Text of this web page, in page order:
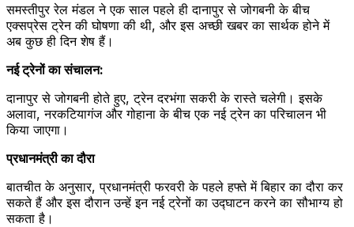
समस्तीपुर रेल मंडल ने एक साल पहले ही दानापुर से जोगबनी के बीच
एक्सप्रेस ट्रेन की घोषणा की थी, और इस अच्छी खबर का सार्थक होने में
अब कुछ ही दिन शेष हैं।
नई ट्रेनों का संचालन:
दानापुर से जोगबनी होते हुए, ट्रेन दरभंगा सकरी के रास्ते चलेगी। इसके
अलावा, नरकटियागंज और गोहाना के बीच एक नई ट्रेन का परिचालन भी
किया जाएगा।
प्रधानमंत्री का दौरा
बातचीत के अनुसार, प्रधानमंत्री फरवरी के पहले हफ्ते में बिहार का दौरा कर
सकते हैं और इस दौरान उन्हें इन नई ट्रेनों का उद्घाटन करने का सौभाग्य हो
सकता है।